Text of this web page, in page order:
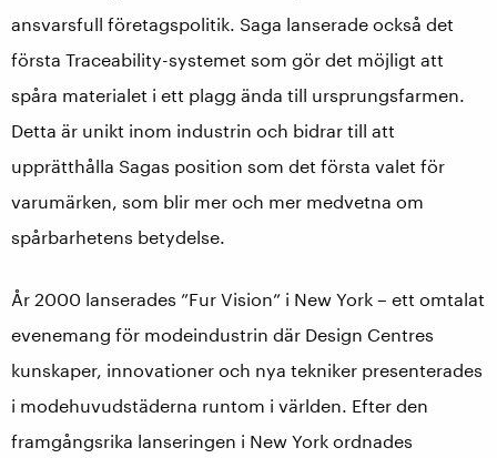
ansvarsfull företagspolitik. Saga lanserade också det
första Traceability-systemet som gör det möjligt att
spåra materialet i ett plagg ända till ursprungsfarmen.
Detta är unikt inom industrin och bidrar till att
upprätthålla Sagas position som det första valet för
varumärken, som blir mer och mer medvetna om
spårbarhetens betydelse.
År 2000 lanserades ”Fur Vision” i New York – ett omtalat
evenemang för modeindustrin där Design Centres
kunskaper, innovationer och nya tekniker presenterades
i modehuvudstäderna runtom i världen. Efter den
framgångsrika lanseringen i New York ordnades